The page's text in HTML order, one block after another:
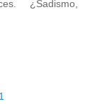
¿Sadismo,